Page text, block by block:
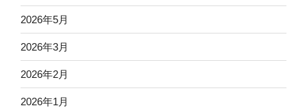
2026年5月
2026年3月
2026年2月
2026年1月